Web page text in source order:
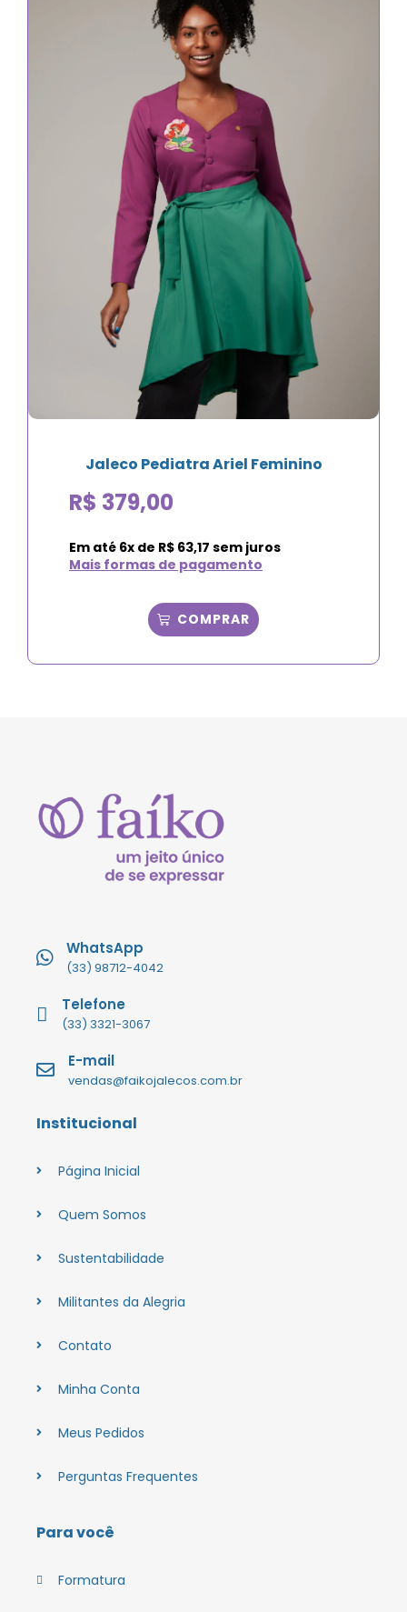
Jaleco Pediatra Ariel Feminino
R$ 379,00
Em até 6x de R$ 63,17 sem juros
Mais formas de pagamento
COMPRAR
WhatsApp
(33) 98712-4042
Telefone
(33) 3321-3067
E-mail
vendas@faikojalecos.com.br
Institucional
Página Inicial
Quem Somos
Sustentabilidade
Militantes da Alegria
Contato
Minha Conta
Meus Pedidos
Perguntas Frequentes
Para você
Formatura